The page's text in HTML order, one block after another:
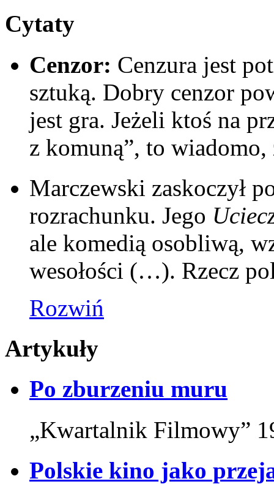
Cytaty
Cenzor: Cenzura jest
sztuką. Dobry cenzor
jest gra. Jeżeli ktoś na
z komuną”, to wiadomo,
Marczewski zaskoczył
rozrachunku. Jego
ale komedią osobliwą,
wesołości (…). Rzecz
Rozwiń
Artykuły
Po zburzeniu muru
„Kwartalnik Filmowy”
Polskie kino jako